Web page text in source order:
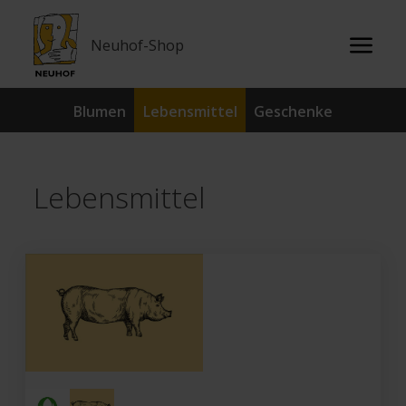
Neuhof-Shop
Blumen Lebensmittel Geschenke
Lebensmittel